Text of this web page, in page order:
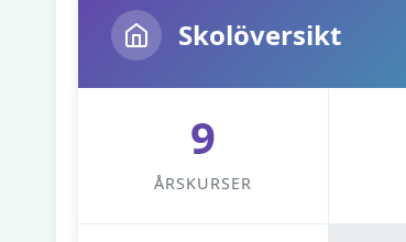
Skolöversikt
9
ÅRSKURSER